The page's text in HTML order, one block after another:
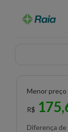
Menor preço
R$
Diferença